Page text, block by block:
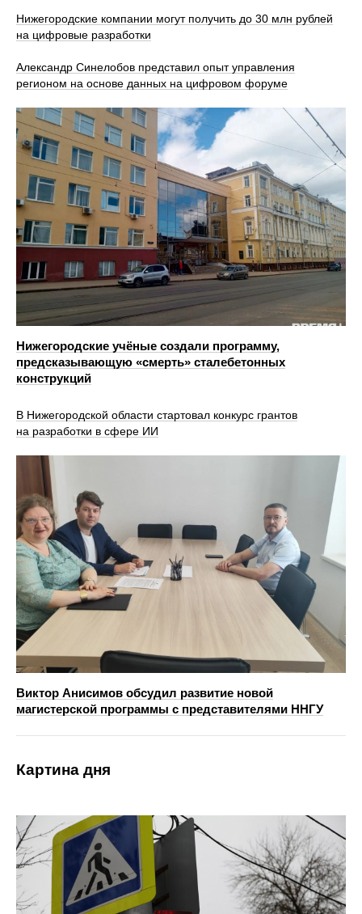
Нижегородские компании могут получить до 30 млн рублей
на цифровые разработки
Александр Синелобов представил опыт управления
регионом на основе данных на цифровом форуме
Нижегородские учёные создали программу,
предсказывающую «смерть» сталебетонных
конструкций
В Нижегородской области стартовал конкурс грантов
на разработки в сфере ИИ
Виктор Анисимов обсудил развитие новой
магистерской программы с представителями ННГУ
Картина дня